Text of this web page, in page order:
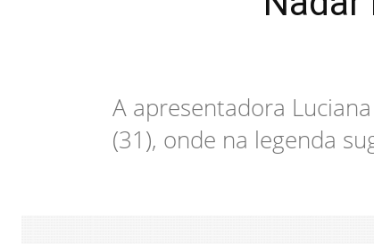
A apresentadora
(31), onde na legenda